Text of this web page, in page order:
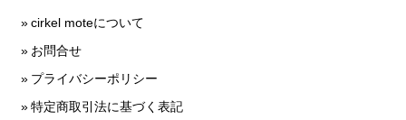
cirkel moteについて
お問合せ
プライバシーポリシー
特定商取引法に基づく表記